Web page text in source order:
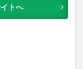
トへ